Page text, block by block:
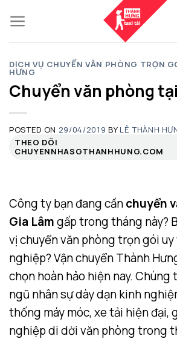
to
content
DỊCH VỤ CHUYỂN VĂN PHÒNG TRỌN
HƯNG
Chuyển văn phòng
POSTED ON 29/04/2019 BY LÊ THÀNH
THEO DÕI
CHUYENNHASGTHANHHUNG.COM
Công ty bạn đang cầnchuyển
Gia Lâmgấp trong tháng này?
vị chuyển văn phòng trọn gói
nghiệp? Vận chuyển Thành
chọn hoàn hảo hiện nay. Chúng
ngũ nhân sự dày dạn kinh
thống máy móc, xe tải hiện đại,
nghiệp di dời văn phòng trong